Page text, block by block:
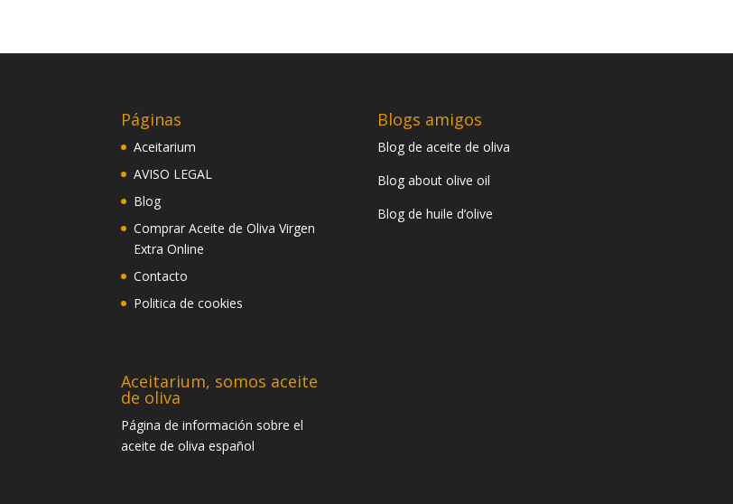
Páginas
Aceitarium
AVISO LEGAL
Blog
Comprar Aceite de Oliva Virgen
Extra Online
Contacto
Politica de cookies
Aceitarium, somos aceite
de oliva
Página de información sobre el
aceite de oliva español
Blogs amigos
Blog de aceite de oliva
Blog about olive oil
Blog de huile d’olive